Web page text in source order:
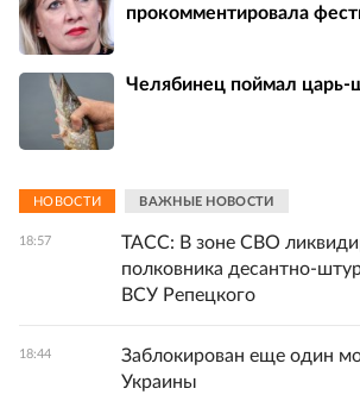
прокомментировала
Челябинец поймал царь-
НОВОСТИ ВАЖНЫЕ НОВОСТИ
18:57
ТАСС: В зоне СВО
полковника десантно-
ВСУ Репецкого
18:44
Заблокирован еще один
Украины